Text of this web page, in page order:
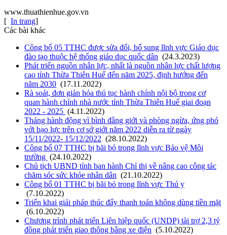
www.thuathienhue.gov.vn
[ In trang]
Các bài khác
Công bố 05 TTHC được sửa đổi, bổ sung lĩnh vực Giáo dục
đào tạo thuộc hệ thống giáo dục quốc dân (24.3.2023)
Phát triển nguồn nhân lực, nhất là nguồn nhân lực chất lượng
cao tỉnh Thừa Thiên Huế đến năm 2025, định hướng đến
năm 2030 (17.11.2022)
Rà soát, đơn giản hóa thủ tục hành chính nội bộ trong cơ
quan hành chính nhà nước tỉnh Thừa Thiên Huế giai đoạn
2022 - 2025 (4.11.2022)
Tháng hành động vì bình đẳng giới và phòng ngừa, ứng phó
với bạo lực trên cơ sở giới năm 2022 diễn ra từ ngày
15/11/2022- 15/12/2022 (28.10.2022)
Công bố 07 TTHC bị bãi bỏ trong lĩnh vực Bảo vệ Môi
trường (24.10.2022)
Chủ tịch UBND tỉnh ban hành Chỉ thị về nâng cao công tác
chăm sóc sức khỏe nhân dân (21.10.2022)
Công bố 01 TTHC bị bãi bỏ trong lĩnh vực Thú y
(7.10.2022)
Triển khai giải pháp thúc đẩy thanh toán không dùng tiền mặt
(6.10.2022)
Chương trình phát triển Liên hiệp quốc (UNDP) tài trợ 2,3 tỷ
đồng phát triển giao thông bằng xe điện (5.10.2022)